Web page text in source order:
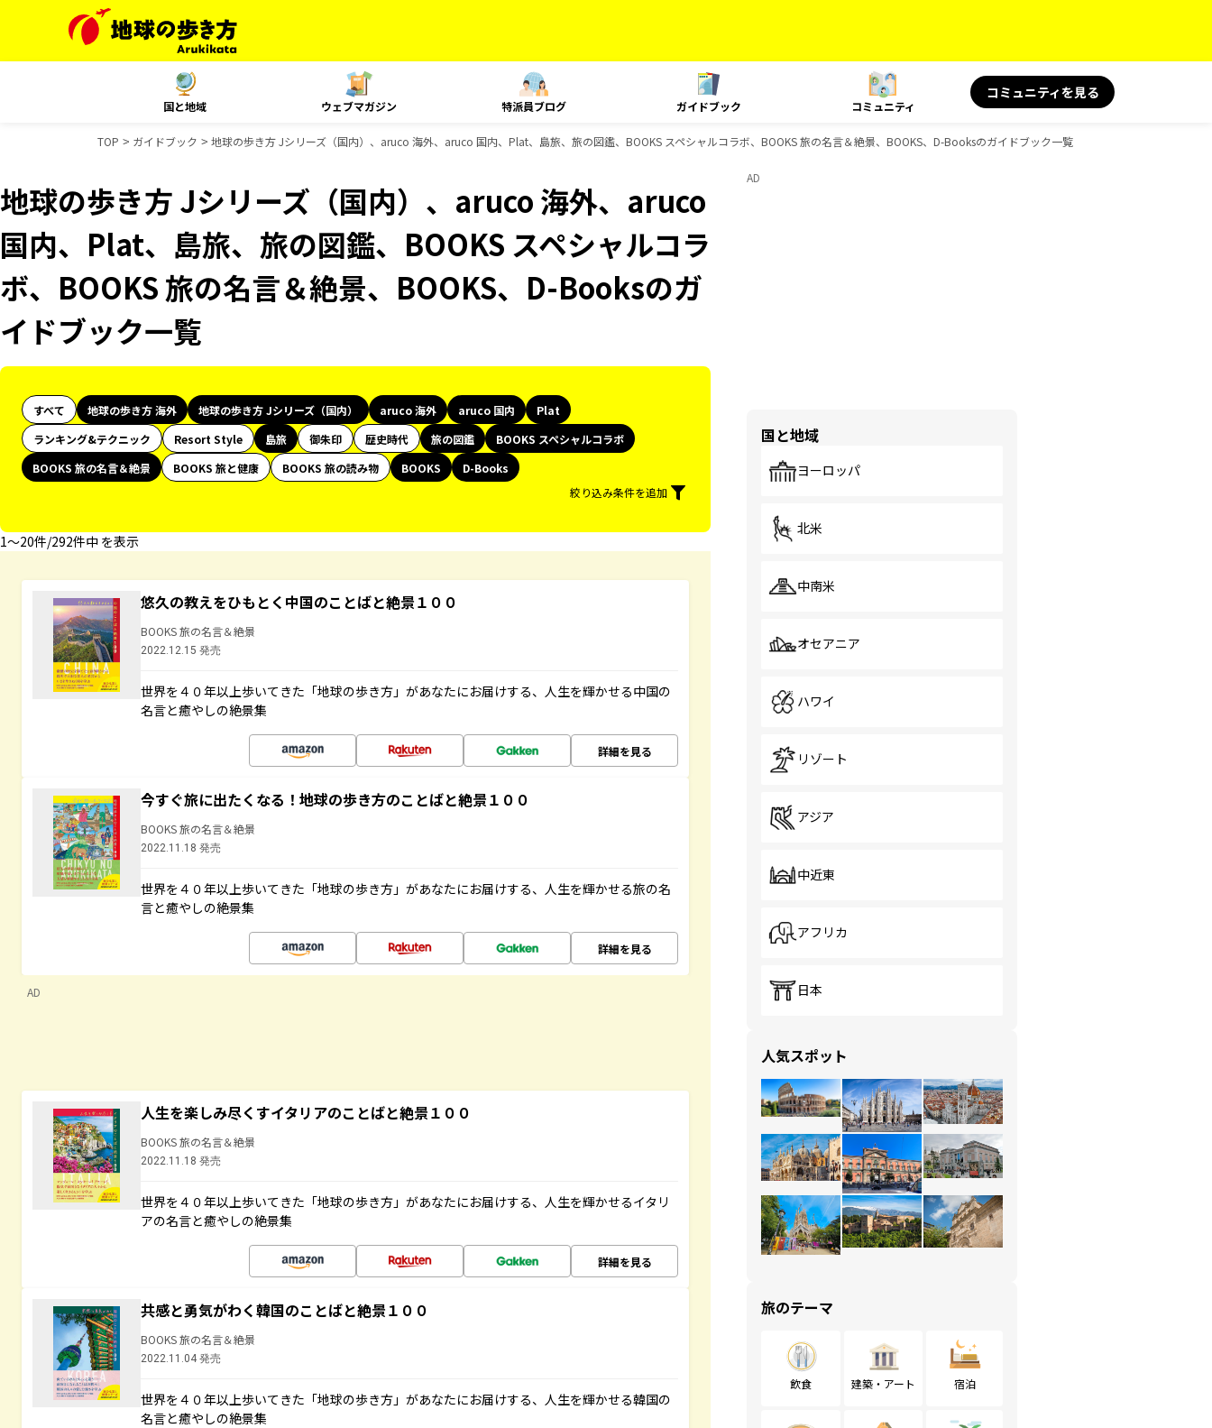
国と地域 ウェブマガジン 特派員ブログ ガイドブック コミュニティ
コミュニティを見る
TOP ガイドブック 地球の歩き方 Jシリーズ（国内）、aruco 海外、aruco 国内、Plat、島旅、旅の図鑑、BOOKS スペシャルコラボ、BOOKS 旅の名言＆絶景、BOOKS、D-Booksのガイドブック一覧
地球の歩き方 Jシリーズ（国内）、aruco 海外、aruco
国内、Plat、島旅、旅の図鑑、BOOKS スペシャルコラ
ボ、BOOKS 旅の名言＆絶景、BOOKS、D-Booksのガ
イドブック一覧
すべて 地球の歩き方 海外 地球の歩き方 Jシリーズ（国内） aruco 海外 aruco 国内
Plat
ランキング&テクニック
Resort Style 島旅 御朱印 歴史時代 旅の図鑑
BOOKS スペシャルコラボ
BOOKS 旅の名言＆絶景
BOOKS 旅と健康 BOOKS 旅の読み物 BOOKS
D-Books
絞り込み条件を追加
1〜20件/292件中 を表示
悠久の教えをひもとく中国のことばと絶景１００
BOOKS 旅の名言＆絶景
2022.12.15 発売
世界を４０年以上歩いてきた「地球の歩き方」があなたにお届けする、人生を輝かせる中国の
名言と癒やしの絶景集
詳細を見る
今すぐ旅に出たくなる！地球の歩き方のことばと絶景１００
BOOKS 旅の名言＆絶景
2022.11.18 発売
世界を４０年以上歩いてきた「地球の歩き方」があなたにお届けする、人生を輝かせる旅の名
言と癒やしの絶景集
詳細を見る
AD
人生を楽しみ尽くすイタリアのことばと絶景１００
BOOKS 旅の名言＆絶景
2022.11.18 発売
世界を４０年以上歩いてきた「地球の歩き方」があなたにお届けする、人生を輝かせるイタリ
アの名言と癒やしの絶景集
詳細を見る
共感と勇気がわく韓国のことばと絶景１００
BOOKS 旅の名言＆絶景
2022.11.04 発売
世界を４０年以上歩いてきた「地球の歩き方」があなたにお届けする、人生を輝かせる韓国の
名言と癒やしの絶景集
AD
国と地域
ヨーロッパ
北米
中南米
オセアニア
ハワイ
リゾート
アジア
中近東
アフリカ
日本
人気スポット
旅のテーマ
飲食 建築・アート 宿泊